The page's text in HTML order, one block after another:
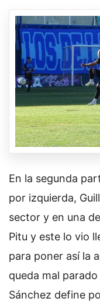
En la segunda
por izquierda,
sector y en una
Pitu y este lo vio
para poner así la
queda mal
Sánchez define